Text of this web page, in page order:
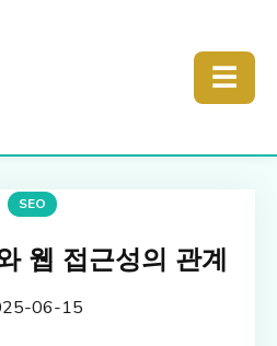
☰
SEO
웹 접근성의 관계
06-15